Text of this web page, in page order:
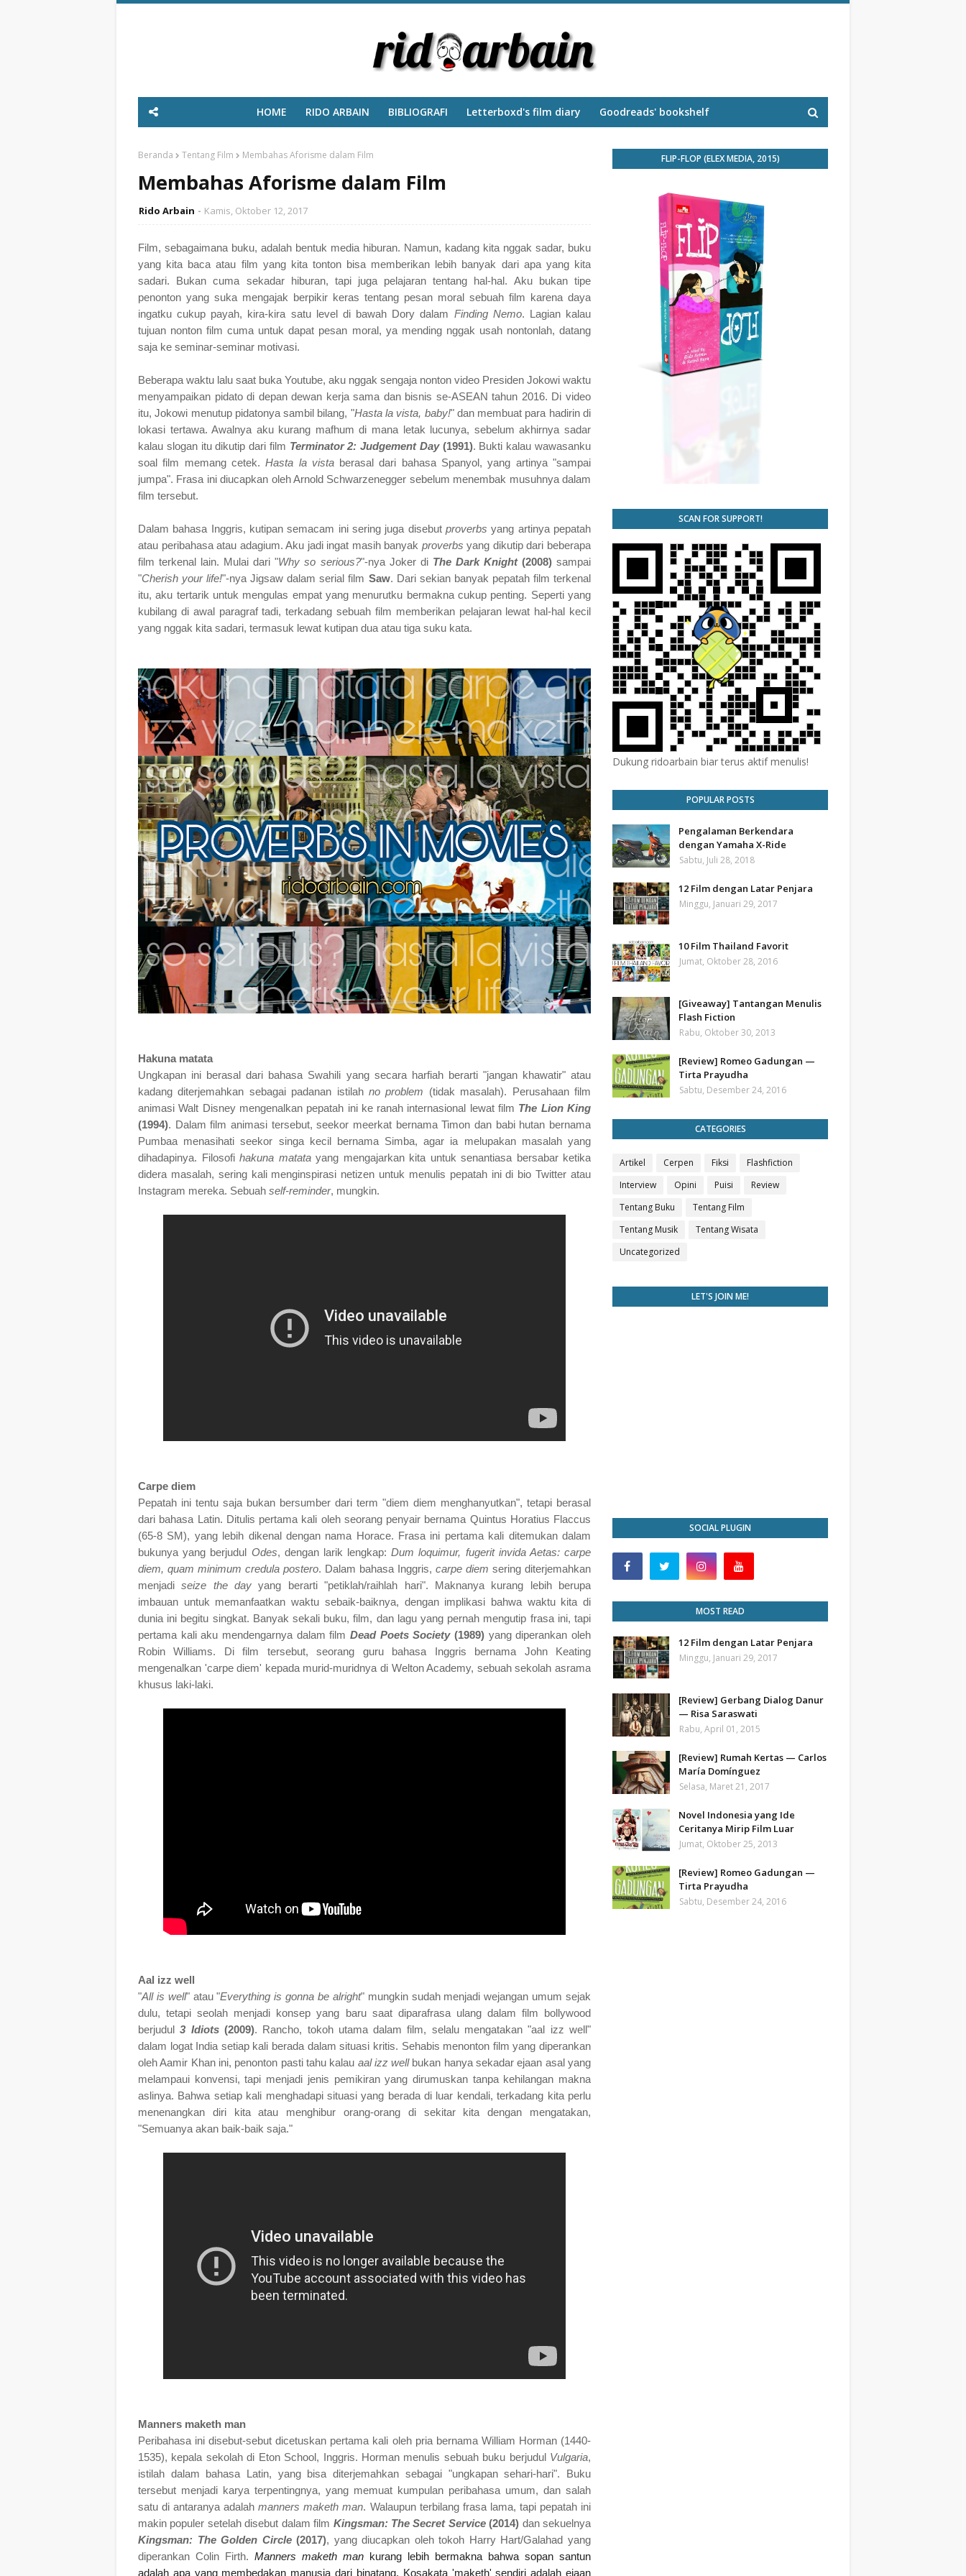
HOME RIDO ARBAIN BIBLIOGRAFI ‎Letterboxd's film diary Goodreads' bookshelf
Beranda Tentang Film Membahas Aforisme dalam Film
Membahas Aforisme dalam Film
Rido Arbain Kamis, Oktober 12, 2017
Film, sebagaimana buku, adalah bentuk media hiburan. Namun, kadang kita nggak sadar, buku
yang kita baca atau film yang kita tonton bisa memberikan lebih banyak dari apa yang kita
sadari. Bukan cuma sekadar hiburan, tapi juga pelajaran tentang hal-hal. Aku bukan tipe
penonton yang suka mengajak berpikir keras tentang pesan moral sebuah film karena daya
ingatku cukup payah, kira-kira satu level di bawah Dory dalam Finding Nemo. Lagian kalau
tujuan nonton film cuma untuk dapat pesan moral, ya mending nggak usah nontonlah, datang
saja ke seminar-seminar motivasi.
Beberapa waktu lalu saat buka Youtube, aku nggak sengaja nonton video Presiden Jokowi waktu
menyampaikan pidato di depan dewan kerja sama dan bisnis se-ASEAN tahun 2016. Di video
itu, Jokowi menutup pidatonya sambil bilang, "Hasta la vista, baby!" dan membuat para hadirin di
lokasi tertawa. Awalnya aku kurang mafhum di mana letak lucunya, sebelum akhirnya sadar
kalau slogan itu dikutip dari film Terminator 2: Judgement Day (1991). Bukti kalau wawasanku
soal film memang cetek.Hasta la vistaberasal dari bahasa Spanyol, yang artinya "sampai
jumpa". Frasa ini diucapkan oleh Arnold Schwarzenegger sebelum menembak musuhnya dalam
film tersebut.
Dalam bahasa Inggris, kutipan semacam ini sering juga disebut proverbsyang artinya pepatah
atau peribahasa atau adagium. Aku jadi ingat masih banyak proverbsyang dikutip dari beberapa
film terkenal lain. Mulai dari "Why so serious?"-nya Joker di The Dark Knight(2008)sampai
"Cherish your life!"-nya Jigsaw dalam serial film Saw. Dari sekian banyak pepatah film terkenal
itu, aku tertarik untuk mengulas empat yang menurutku bermakna cukup penting. Seperti yang
kubilang di awal paragraf tadi, terkadang sebuah film memberikan pelajaran lewat hal-hal kecil
yang nggak kita sadari, termasuk lewat kutipan dua atau tiga suku kata.
Hakuna matata
Ungkapan ini berasal dari bahasa Swahili yang secara harfiah berarti "jangan khawatir" atau
kadang diterjemahkan sebagai padanan istilah no problem (tidak masalah). Perusahaan film
animasi Walt Disney mengenalkan pepatah ini ke ranah internasional lewat film The Lion King
(1994). Dalam film animasi tersebut, seekor meerkat bernama Timon dan babi hutan bernama
Pumbaa menasihati seekor singa kecil bernama Simba, agar ia melupakan masalah yang
dihadapinya. Filosofi hakuna matatayang mengajarkan kita untuk senantiasa bersabar ketika
didera masalah, sering kali menginspirasi netizen untuk menulis pepatah ini di bio Twitter atau
Instagram mereka. Sebuah self-reminder, mungkin.
Carpe diem
Pepatah ini tentu saja bukan bersumber dari term "diem diem menghanyutkan", tetapi berasal
dari bahasa Latin. Ditulis pertama kali oleh seorang penyair bernama Quintus Horatius Flaccus
(65-8 SM), yang lebih dikenal dengan nama Horace. Frasa ini pertama kali ditemukan dalam
bukunya yang berjudul Odes, dengan larik lengkap:Dum loquimur, fugerit invida Aetas: carpe
diem, quam minimum credula postero. Dalam bahasa Inggris, carpe diem sering diterjemahkan
menjadiseize the day yang berarti "petiklah/raihlah hari". Maknanya kurang lebih berupa
imbauan untuk memanfaatkan waktu sebaik-baiknya, dengan implikasi bahwa waktu kita di
dunia ini begitu singkat. Banyak sekali buku, film, dan lagu yang pernah mengutip frasa ini, tapi
pertama kali aku mendengarnya dalam film Dead Poets Society (1989) yang diperankan oleh
Robin Williams. Di film tersebut, seorang guru bahasa Inggris bernama John Keating
mengenalkan 'carpe diem' kepada murid-muridnya di Welton Academy, sebuah sekolah asrama
khusus laki-laki.
Aal izz well
"All is well" atau "Everything is gonna be alright" mungkin sudah menjadi wejangan umum sejak
dulu, tetapi seolah menjadi konsep yang baru saat diparafrasa ulang dalam film bollywood
berjudul3 Idiots (2009). Rancho, tokoh utama dalam film, selalu mengatakan "aal izz well"
dalam logat India setiap kali berada dalam situasi kritis. Sehabis menonton film yang diperankan
oleh Aamir Khan ini, penonton pasti tahu kalau aal izz wellbukan hanya sekadar ejaan asal yang
melampaui konvensi, tapi menjadi jenis pemikiran yang dirumuskan tanpa kehilangan makna
aslinya. Bahwa setiap kali menghadapi situasi yang berada di luar kendali, terkadang kita perlu
menenangkan diri kita atau menghibur orang-orang di sekitar kita dengan mengatakan,
"Semuanya akan baik-baik saja."
Manners maketh man
Peribahasa ini disebut-sebut dicetuskan pertama kali oleh pria bernama William Horman (1440-
1535), kepala sekolah di Eton School, Inggris. Horman menulis sebuah buku berjudul Vulgaria,
istilah dalam bahasa Latin, yang bisa diterjemahkan sebagai "ungkapan sehari-hari". Buku
tersebut menjadi karya terpentingnya, yang memuat kumpulan peribahasa umum, dan salah
satu di antaranya adalahmanners maketh man. Walaupun terbilang frasa lama, tapi pepatah ini
makin populer setelah disebut dalam film Kingsman: The Secret Service(2014) dan sekuelnya
Kingsman: The Golden Circle(2017), yang diucapkan oleh tokoh Harry Hart/Galahad yang
diperankan Colin Firth. Manners maketh man kurang lebih bermakna bahwa sopan santun
adalah apa yang membedakan manusia dari binatang. Kosakata 'maketh' sendiri adalah ejaan
FLIP-FLOP (ELEX MEDIA, 2015)
SCAN FOR SUPPORT!
Dukung ridoarbain biar terus aktif menulis!
POPULAR POSTS
Pengalaman Berkendara
dengan Yamaha X-Ride
Sabtu, Juli 28, 2018
12 Film dengan Latar Penjara
Minggu, Januari 29, 2017
10 Film Thailand Favorit
Jumat, Oktober 28, 2016
[Giveaway] Tantangan Menulis
Flash Fiction
Rabu, Oktober 30, 2013
[Review] Romeo Gadungan —
Tirta Prayudha
Sabtu, Desember 24, 2016
CATEGORIES
Artikel Cerpen Fiksi
Flashfiction
Interview
Opini Puisi
Review
Tentang Buku
Tentang Film
Tentang Musik
Tentang Wisata
Uncategorized
LET'S JOIN ME!
SOCIAL PLUGIN
MOST READ
12 Film dengan Latar Penjara
Minggu, Januari 29, 2017
[Review] Gerbang Dialog Danur
— Risa Saraswati
Rabu, April 01, 2015
[Review] Rumah Kertas — Carlos
María Domínguez
Selasa, Maret 21, 2017
Novel Indonesia yang Ide
Ceritanya Mirip Film Luar
Jumat, Oktober 25, 2013
[Review] Romeo Gadungan —
Tirta Prayudha
Sabtu, Desember 24, 2016